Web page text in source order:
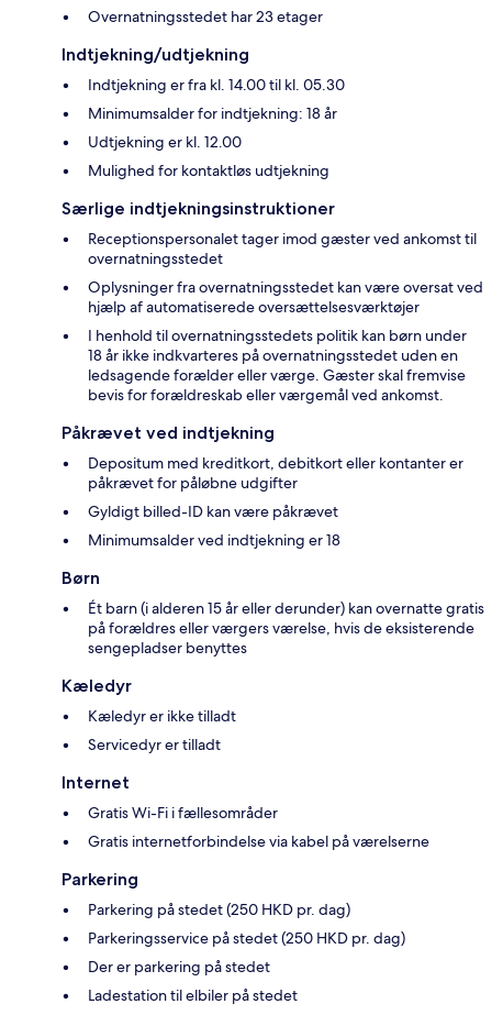
Overnatningsstedet har 23 etager
Indtjekning/udtjekning
Indtjekning er fra kl. 14.00 til kl. 05.30
Minimumsalder for indtjekning: 18 år
Udtjekning er kl. 12.00
Mulighed for kontaktløs udtjekning
Særlige indtjekningsinstruktioner
Receptionspersonalet tager imod gæster ved ankomst til
overnatningsstedet
Oplysninger fra overnatningsstedet kan være oversat ved
hjælp af automatiserede oversættelsesværktøjer
I henhold til overnatningsstedets politik kan børn under
18 år ikke indkvarteres på overnatningsstedet uden en
ledsagende forælder eller værge. Gæster skal fremvise
bevis for forældreskab eller værgemål ved ankomst.
Påkrævet ved indtjekning
Depositum med kreditkort, debitkort eller kontanter er
påkrævet for påløbne udgifter
Gyldigt billed-ID kan være påkrævet
Minimumsalder ved indtjekning er 18
Børn
Ét barn (i alderen 15 år eller derunder) kan overnatte gratis
på forældres eller værgers værelse, hvis de eksisterende
sengepladser benyttes
Kæledyr
Kæledyr er ikke tilladt
Servicedyr er tilladt
Internet
Gratis Wi-Fi i fællesområder
Gratis internetforbindelse via kabel på værelserne
Parkering
Parkering på stedet (250 HKD pr. dag)
Parkeringsservice på stedet (250 HKD pr. dag)
Der er parkering på stedet
Ladestation til elbiler på stedet